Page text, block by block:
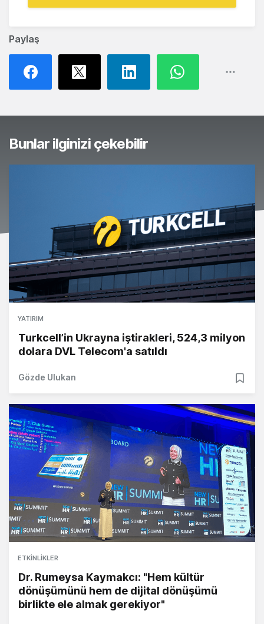
Paylaş
Bunlar ilginizi çekebilir
YATIRIM
Turkcell’in Ukrayna iştirakleri, 524,3 milyon
dolara DVL Telecom'a satıldı
Gözde Ulukan
ETKINLIKLER
Dr. Rumeysa Kaymakcı: "Hem kültür
dönüşümünü hem de dijital dönüşümü
birlikte ele almak gerekiyor"